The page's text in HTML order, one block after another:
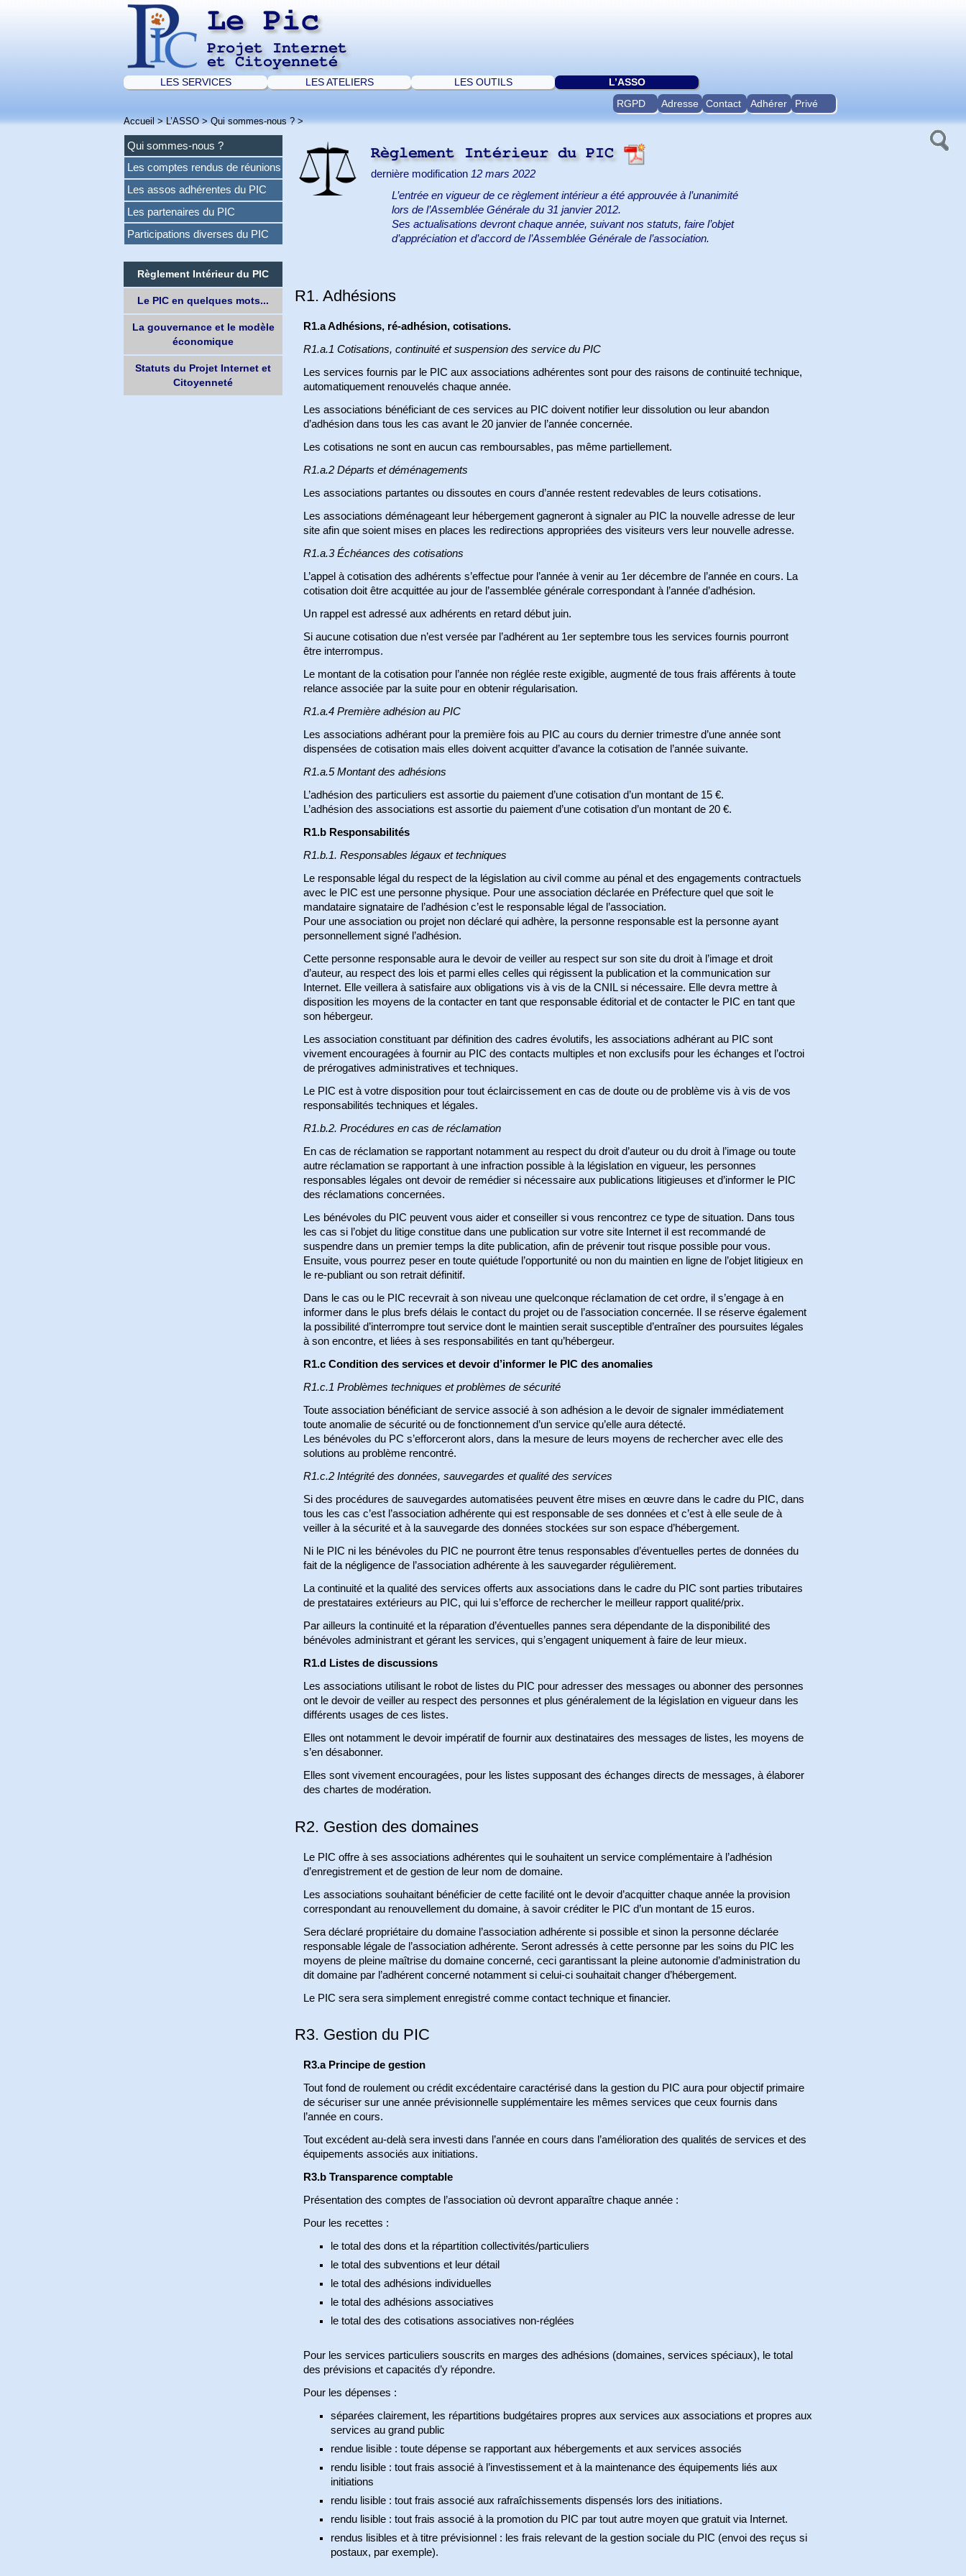
Le Pic
Projet Internet
et Citoyenneté
LES SERVICES LES ATELIERS LES OUTILS
L’ASSO
RGPD
Adresse Contact Adhérer Privé
Accueil>L’ASSO>Qui sommes-nous ?>
Qui sommes-nous ?
Les comptes rendus de réunions
Les assos adhérentes du PIC
Les partenaires du PIC
Participations diverses du PIC
Règlement Intérieur du PIC
Le PIC en quelques mots...
La gouvernance et le modèle
économique
Statuts du Projet Internet et
Citoyenneté
Règlement Intérieur du PIC
dernière modification 12 mars 2022
L’entrée en vigueur de ce règlement intérieur a été approuvée à l’unanimité
lors de l’Assemblée Générale du 31 janvier 2012.
Ses actualisations devront chaque année, suivant nos statuts, faire l’objet
d’appréciation et d’accord de l’Assemblée Générale de l’association.
R1. Adhésions
R1.a Adhésions, ré-adhésion, cotisations.
R1.a.1 Cotisations, continuité et suspension des service du PIC
Les services fournis par le PIC aux associations adhérentes sont pour des raisons de continuité technique,
automatiquement renouvelés chaque année.
Les associations bénéficiant de ces services au PIC doivent notifier leur dissolution ou leur abandon
d’adhésion dans tous les cas avant le 20 janvier de l’année concernée.
Les cotisations ne sont en aucun cas remboursables, pas même partiellement.
R1.a.2 Départs et déménagements
Les associations partantes ou dissoutes en cours d’année restent redevables de leurs cotisations.
Les associations déménageant leur hébergement gagneront à signaler au PIC la nouvelle adresse de leur
site afin que soient mises en places les redirections appropriées des visiteurs vers leur nouvelle adresse.
R1.a.3 Échéances des cotisations
L’appel à cotisation des adhérents s’effectue pour l’année à venir au 1er décembre de l’année en cours. La
cotisation doit être acquittée au jour de l’assemblée générale correspondant à l’année d’adhésion.
Un rappel est adressé aux adhérents en retard début juin.
Si aucune cotisation due n’est versée par l’adhérent au 1er septembre tous les services fournis pourront
être interrompus.
Le montant de la cotisation pour l’année non réglée reste exigible, augmenté de tous frais afférents à toute
relance associée par la suite pour en obtenir régularisation.
R1.a.4 Première adhésion au PIC
Les associations adhérant pour la première fois au PIC au cours du dernier trimestre d’une année sont
dispensées de cotisation mais elles doivent acquitter d’avance la cotisation de l’année suivante.
R1.a.5 Montant des adhésions
L’adhésion des particuliers est assortie du paiement d’une cotisation d’un montant de 15 €.
L’adhésion des associations est assortie du paiement d’une cotisation d’un montant de 20 €.
R1.b Responsabilités
R1.b.1. Responsables légaux et techniques
Le responsable légal du respect de la législation au civil comme au pénal et des engagements contractuels
avec le PIC est une personne physique. Pour une association déclarée en Préfecture quel que soit le
mandataire signataire de l’adhésion c’est le responsable légal de l’association.
Pour une association ou projet non déclaré qui adhère, la personne responsable est la personne ayant
personnellement signé l’adhésion.
Cette personne responsable aura le devoir de veiller au respect sur son site du droit à l’image et droit
d’auteur, au respect des lois et parmi elles celles qui régissent la publication et la communication sur
Internet. Elle veillera à satisfaire aux obligations vis à vis de la CNIL si nécessaire. Elle devra mettre à
disposition les moyens de la contacter en tant que responsable éditorial et de contacter le PIC en tant que
son hébergeur.
Les association constituant par définition des cadres évolutifs, les associations adhérant au PIC sont
vivement encouragées à fournir au PIC des contacts multiples et non exclusifs pour les échanges et l’octroi
de prérogatives administratives et techniques.
Le PIC est à votre disposition pour tout éclaircissement en cas de doute ou de problème vis à vis de vos
responsabilités techniques et légales.
R1.b.2. Procédures en cas de réclamation
En cas de réclamation se rapportant notamment au respect du droit d’auteur ou du droit à l’image ou toute
autre réclamation se rapportant à une infraction possible à la législation en vigueur, les personnes
responsables légales ont devoir de remédier si nécessaire aux publications litigieuses et d’informer le PIC
des réclamations concernées.
Les bénévoles du PIC peuvent vous aider et conseiller si vous rencontrez ce type de situation. Dans tous
les cas si l’objet du litige constitue dans une publication sur votre site Internet il est recommandé de
suspendre dans un premier temps la dite publication, afin de prévenir tout risque possible pour vous.
Ensuite, vous pourrez peser en toute quiétude l’opportunité ou non du maintien en ligne de l’objet litigieux en
le re-publiant ou son retrait définitif.
Dans le cas ou le PIC recevrait à son niveau une quelconque réclamation de cet ordre, il s’engage à en
informer dans le plus brefs délais le contact du projet ou de l’association concernée. Il se réserve également
la possibilité d’interrompre tout service dont le maintien serait susceptible d’entraîner des poursuites légales
à son encontre, et liées à ses responsabilités en tant qu’hébergeur.
R1.c Condition des services et devoir d’informer le PIC des anomalies
R1.c.1 Problèmes techniques et problèmes de sécurité
Toute association bénéficiant de service associé à son adhésion a le devoir de signaler immédiatement
toute anomalie de sécurité ou de fonctionnement d’un service qu’elle aura détecté.
Les bénévoles du PC s’efforceront alors, dans la mesure de leurs moyens de rechercher avec elle des
solutions au problème rencontré.
R1.c.2 Intégrité des données, sauvegardes et qualité des services
Si des procédures de sauvegardes automatisées peuvent être mises en œuvre dans le cadre du PIC, dans
tous les cas c’est l’association adhérente qui est responsable de ses données et c’est à elle seule de à
veiller à la sécurité et à la sauvegarde des données stockées sur son espace d’hébergement.
Ni le PIC ni les bénévoles du PIC ne pourront être tenus responsables d’éventuelles pertes de données du
fait de la négligence de l’association adhérente à les sauvegarder régulièrement.
La continuité et la qualité des services offerts aux associations dans le cadre du PIC sont parties tributaires
de prestataires extérieurs au PIC, qui lui s’efforce de rechercher le meilleur rapport qualité/prix.
Par ailleurs la continuité et la réparation d’éventuelles pannes sera dépendante de la disponibilité des
bénévoles administrant et gérant les services, qui s’engagent uniquement à faire de leur mieux.
R1.d Listes de discussions
Les associations utilisant le robot de listes du PIC pour adresser des messages ou abonner des personnes
ont le devoir de veiller au respect des personnes et plus généralement de la législation en vigueur dans les
différents usages de ces listes.
Elles ont notamment le devoir impératif de fournir aux destinataires des messages de listes, les moyens de
s’en désabonner.
Elles sont vivement encouragées, pour les listes supposant des échanges directs de messages, à élaborer
des chartes de modération.
R2. Gestion des domaines
Le PIC offre à ses associations adhérentes qui le souhaitent un service complémentaire à l’adhésion
d’enregistrement et de gestion de leur nom de domaine.
Les associations souhaitant bénéficier de cette facilité ont le devoir d’acquitter chaque année la provision
correspondant au renouvellement du domaine, à savoir créditer le PIC d’un montant de 15 euros.
Sera déclaré propriétaire du domaine l’association adhérente si possible et sinon la personne déclarée
responsable légale de l’association adhérente. Seront adressés à cette personne par les soins du PIC les
moyens de pleine maîtrise du domaine concerné, ceci garantissant la pleine autonomie d’administration du
dit domaine par l’adhérent concerné notamment si celui-ci souhaitait changer d’hébergement.
Le PIC sera sera simplement enregistré comme contact technique et financier.
R3. Gestion du PIC
R3.a Principe de gestion
Tout fond de roulement ou crédit excédentaire caractérisé dans la gestion du PIC aura pour objectif primaire
de sécuriser sur une année prévisionnelle supplémentaire les mêmes services que ceux fournis dans
l’année en cours.
Tout excédent au-delà sera investi dans l’année en cours dans l’amélioration des qualités de services et des
équipements associés aux initiations.
R3.b Transparence comptable
Présentation des comptes de l’association où devront apparaître chaque année :
Pour les recettes :
le total des dons et la répartition collectivités/particuliers
le total des subventions et leur détail
le total des adhésions individuelles
le total des adhésions associatives
le total des des cotisations associatives non-réglées
Pour les services particuliers souscrits en marges des adhésions (domaines, services spéciaux), le total
des prévisions et capacités d’y répondre.
Pour les dépenses :
séparées clairement, les répartitions budgétaires propres aux services aux associations et propres aux
services au grand public
rendue lisible : toute dépense se rapportant aux hébergements et aux services associés
rendu lisible : tout frais associé à l’investissement et à la maintenance des équipements liés aux
initiations
rendu lisible : tout frais associé aux rafraîchissements dispensés lors des initiations.
rendu lisible : tout frais associé à la promotion du PIC par tout autre moyen que gratuit via Internet.
rendus lisibles et à titre prévisionnel : les frais relevant de la gestion sociale du PIC (envoi des reçus si
postaux, par exemple).